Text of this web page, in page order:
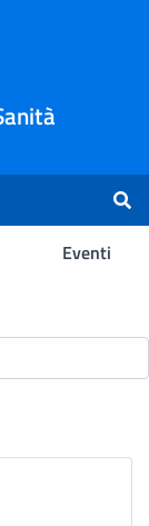
Eventi
-